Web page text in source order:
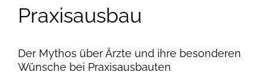
Praxisausbau
Der Mythos über Ärzte und ihre besonderen
Wünsche bei Praxisausbauten